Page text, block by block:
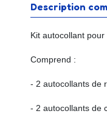
Description
Kit autocollant
Comprend :
- 2 autocollants de
- 2 autocollants de